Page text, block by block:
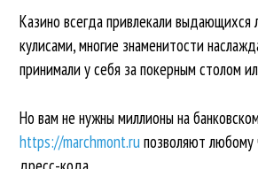
Казино всегда привлекали
кулисами, многие знаменитости
принимали у себя за покерным столом
Но вам не нужны миллионы на
https://marchmont.ru позволяют любому